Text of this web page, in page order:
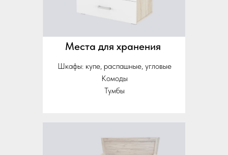
Места для хранения
Шкафы: купе, распашные, угловые
Комоды
Тумбы